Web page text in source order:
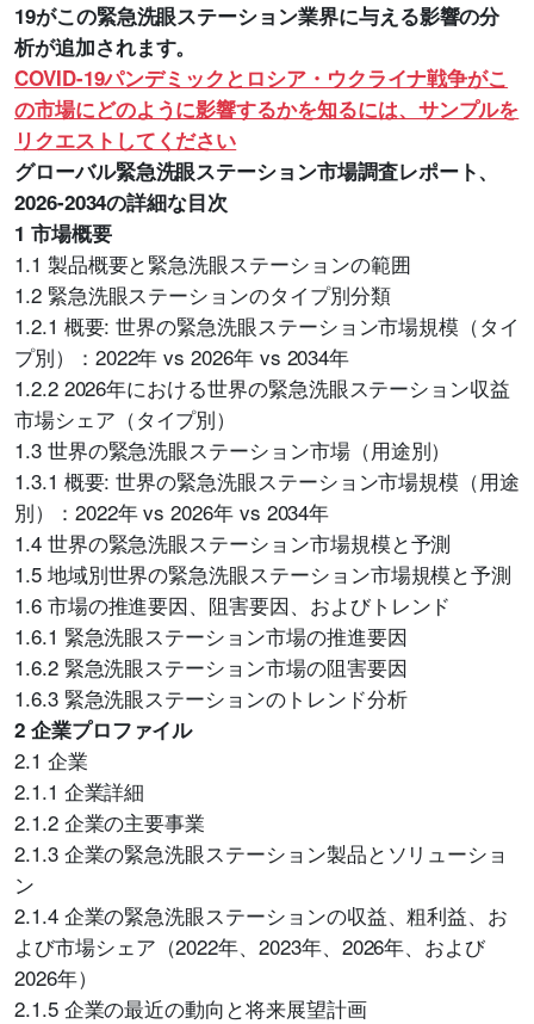
19がこの緊急洗眼ステーション業界に与える影響の分
析が追加されます。
COVID-19パンデミックとロシア・ウクライナ戦争がこ
の市場にどのように影響するかを知るには、サンプルを
リクエストしてください
グローバル緊急洗眼ステーション市場調査レポート、
2026-2034の詳細な目次
1 市場概要
1.1 製品概要と緊急洗眼ステーションの範囲
1.2 緊急洗眼ステーションのタイプ別分類
1.2.1 概要: 世界の緊急洗眼ステーション市場規模（タイ
プ別）：2022年 vs 2026年 vs 2034年
1.2.2 2026年における世界の緊急洗眼ステーション収益
市場シェア（タイプ別）
1.3 世界の緊急洗眼ステーション市場（用途別）
1.3.1 概要: 世界の緊急洗眼ステーション市場規模（用途
別）：2022年 vs 2026年 vs 2034年
1.4 世界の緊急洗眼ステーション市場規模と予測
1.5 地域別世界の緊急洗眼ステーション市場規模と予測
1.6 市場の推進要因、阻害要因、およびトレンド
1.6.1 緊急洗眼ステーション市場の推進要因
1.6.2 緊急洗眼ステーション市場の阻害要因
1.6.3 緊急洗眼ステーションのトレンド分析
2 企業プロファイル
2.1 企業
2.1.1 企業詳細
2.1.2 企業の主要事業
2.1.3 企業の緊急洗眼ステーション製品とソリューショ
ン
2.1.4 企業の緊急洗眼ステーションの収益、粗利益、お
よび市場シェア（2022年、2023年、2026年、および
2026年）
2.1.5 企業の最近の動向と将来展望計画